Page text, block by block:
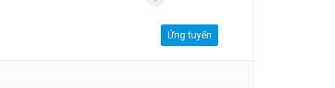
Ứng tuyển